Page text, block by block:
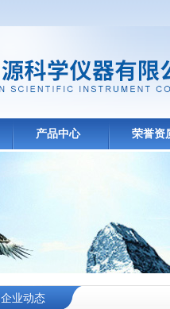
产品中心 荣誉资
企业动态